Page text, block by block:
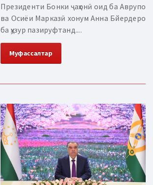
Президенти Бонки ҷаҳонӣ оид ба Аврупо
ва Осиёи Марказӣ хонум Анна Бйердеро
ба ҳузур пазируфтанд....
Муфассалтар